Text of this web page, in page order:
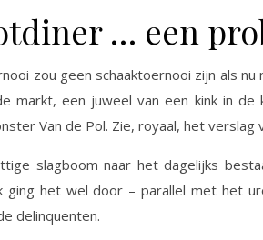
… een
zou geen schaaktoernooi zijn als
markt, een juweel van een kink in
Van de Pol. Zie, royaal, het verslag
slagboom naar het dagelijks
ging het wel door – parallel met het
delinquenten.